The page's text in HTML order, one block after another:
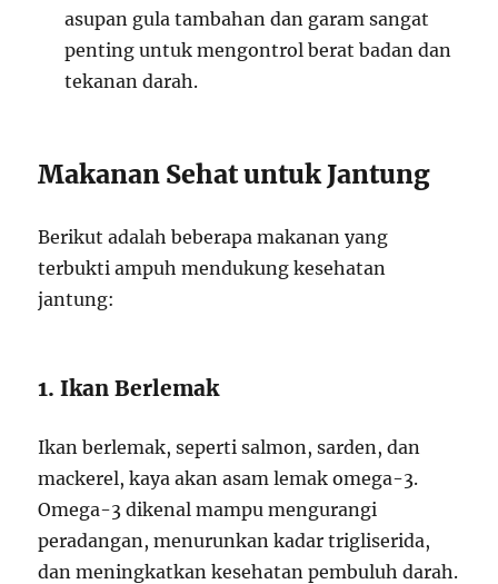
asupan gula tambahan dan garam sangat
penting untuk mengontrol berat badan dan
tekanan darah.
Makanan Sehat untuk Jantung
Berikut adalah beberapa makanan yang
terbukti ampuh mendukung kesehatan
jantung:
1. Ikan Berlemak
Ikan berlemak, seperti salmon, sarden, dan
mackerel, kaya akan asam lemak omega-3.
Omega-3 dikenal mampu mengurangi
peradangan, menurunkan kadar trigliserida,
dan meningkatkan kesehatan pembuluh darah.